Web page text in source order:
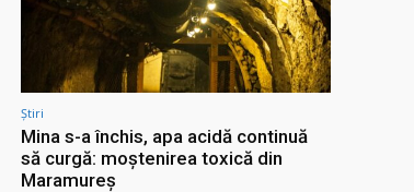
Știri
Mina s-a închis, apa acidă continuă
să curgă: moștenirea toxică din
Maramureș